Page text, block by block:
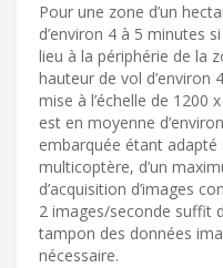
Pour une zone d’un
d’environ 4 à 5 minutes
lieu à la périphérie de la
hauteur de vol d’environ
mise à l’échelle de 1200
est en moyenne
embarquée étant adapté
multicoptère, d’un
d’acquisition d’images
2 images/seconde suffit
tampon des données
nécessaire.